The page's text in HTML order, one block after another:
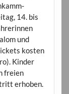
14. bis
und
kosten
Kinder
freien
erhoben.